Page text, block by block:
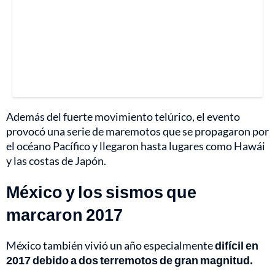
Además del fuerte movimiento telúrico, el evento
provocó una serie de maremotos que se propagaron por
el océano Pacífico y llegaron hasta lugares como Hawái
y las costas de Japón.
México y los sismos que
marcaron 2017
México también vivió un año especialmentedifícil en
2017 debido a dos terremotos de gran magnitud.